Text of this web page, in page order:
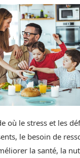
où le stress et les
le besoin de
la santé, la